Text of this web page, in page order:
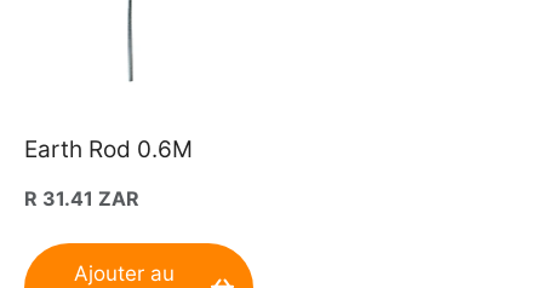
Earth Rod 0.6M
Prix
habituel
R 31.41 ZAR
Ajouter au